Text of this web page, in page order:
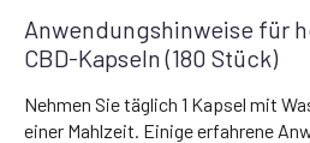
Anwendungshinweise für
CBD-Kapseln (180 Stück)
Nehmen Sie täglich 1 Kapsel mit
einer Mahlzeit. Einige erfahrene